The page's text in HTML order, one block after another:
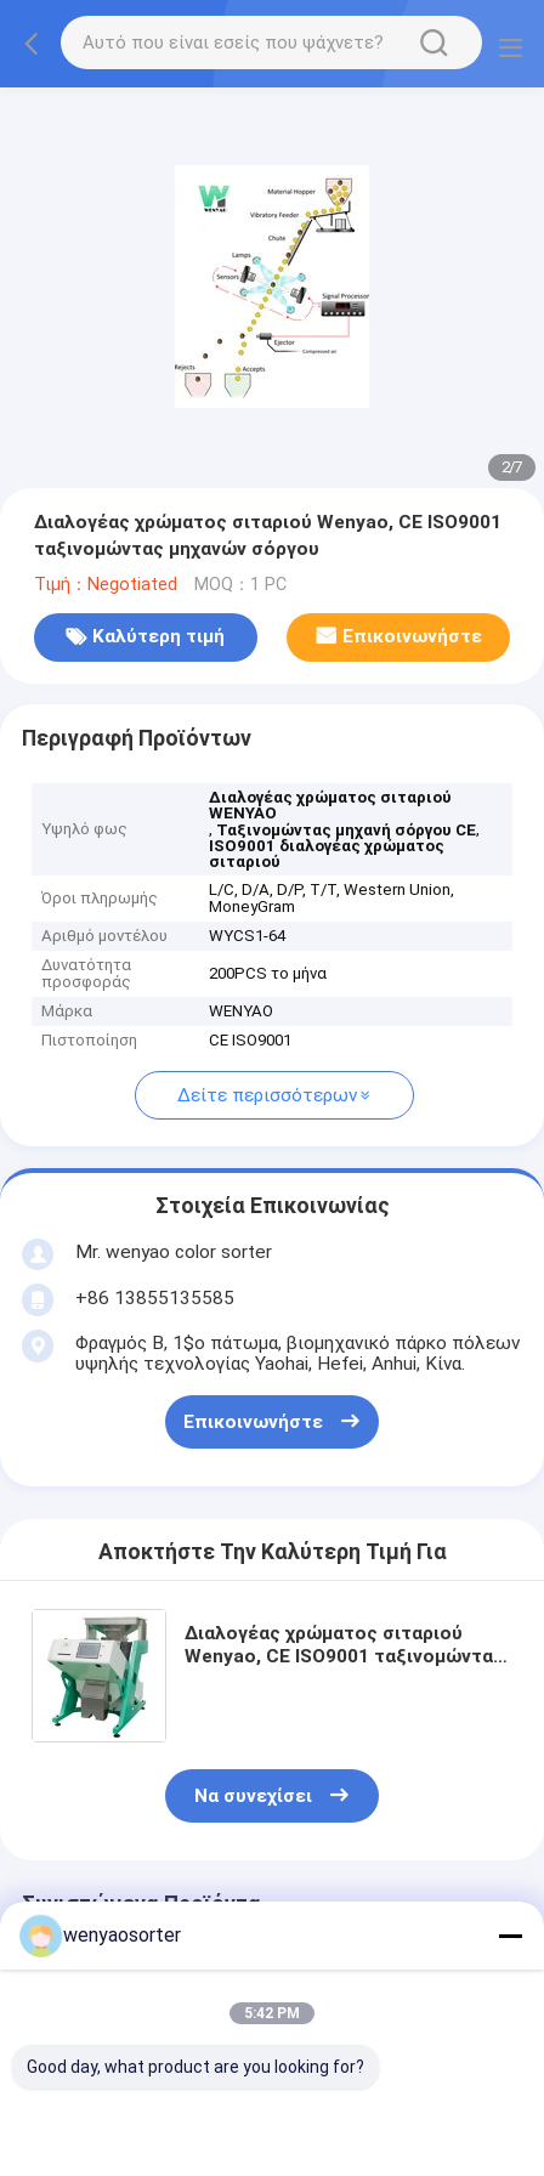
2/7
Διαλογέας χρώματος σιταριού Wenyao, CE ISO9001
ταξινομώντας μηχανών σόργου
Τιμή：Negotiated MOQ：1 PC
Καλύτερη τιμή Επικοινωνήστε
Περιγραφή Προϊόντων
Υψηλό φως
Διαλογέας χρώματος σιταριού
WENYAO
, Ταξινομώντας μηχανή σόργου CE,
ISO9001 διαλογέας χρώματος
σιταριού
Όροι πληρωμής
L/C, D/A, D/P, T/T, Western Union,
MoneyGram
Αριθμό μοντέλου
WYCS1-64
Δυνατότητα
προσφοράς
200PCS το μήνα
Μάρκα
WENYAO
Πιστοποίηση
CE ISO9001
Δείτε περισσότερων
Στοιχεία Επικοινωνίας
Mr. wenyao color sorter
+86 13855135585
Φραγμός Β, 1$ο πάτωμα, βιομηχανικό πάρκο πόλεων
υψηλής τεχνολογίας Yaohai, Hefei, Anhui, Κίνα.
Επικοινωνήστε
Αποκτήστε Την Καλύτερη Τιμή Για
Διαλογέας χρώματος σιταριού
Wenyao, CE ISO9001 ταξινομώντας
Να συνεχίσει
Συνιστώμενα Προϊόντα
wenyaosorter
5:42 PM
Good day, what product are you looking for?